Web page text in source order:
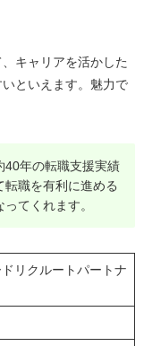
キャリアを活かした
といえます。魅力で
40年の転職支援実績
職を有利に進める
てくれます。
リクルートパートナ